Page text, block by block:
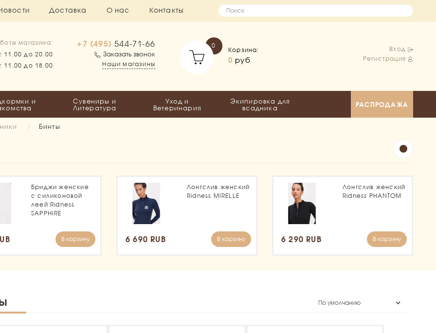
Доставка О нас Контакты
магазина:
11.00 до 20.00
11.00 до 18.00
+7 (495) 544-71-66
Заказать звонок
Наши магазины
0
Корзина:
0 руб
Вход
Регистрация
и
Сувениры и
Литература
Уход и
Ветеринария
Экипировка для
всадника
РАСПРОДАЖА
Бинты
Бриджи женские
с силиконовой
леей Ridness
SAPPHIRE
В корзину
Лонгслив женский
Ridness MIRELLE
6 690 RUB В корзину
Лонгслив женский
Ridness PHANTOM
6 290 RUB В корзину